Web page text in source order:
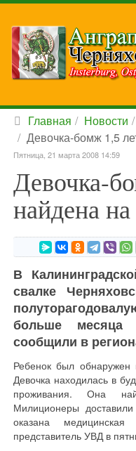
Главная Новости
Девочка-бомж 1,5
Пятница, 21 марта 2008 14:59
Девочка-
найдена на
В
свалке
больше месяца
сообщили в
Ребенок был
Девочка находилась в
проживания. Она
Милиционеры
оказана
представитель УВД в